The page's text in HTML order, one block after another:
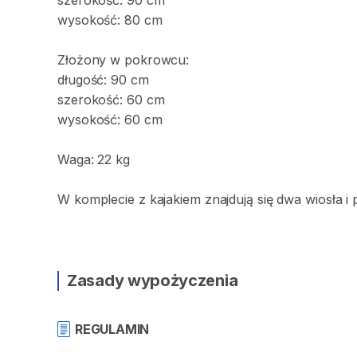
wysokość: 80 cm
Złożony w pokrowcu:
długość: 90 cm
szerokość: 60 cm
wysokość: 60 cm
Waga: 22 kg
W komplecie z kajakiem znajdują się dwa wiosła i
Zasady wypożyczenia
REGULAMIN